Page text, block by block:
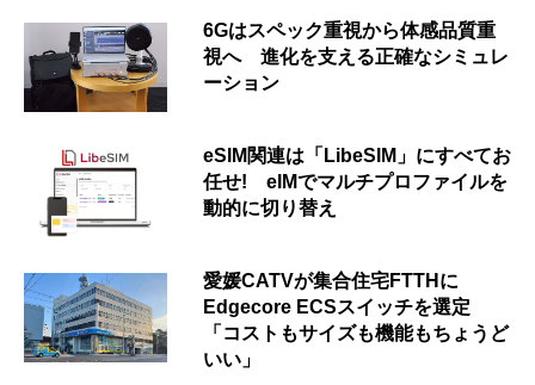
6Gはスペック重視から体感品質重
視へ 進化を支える正確なシミュレ
ーション
eSIM関連は「LibeSIM」にすべてお
任せ! eIMでマルチプロファイルを
動的に切り替え
愛媛CATVが集合住宅FTTHに
Edgecore ECSスイッチを選定
「コストもサイズも機能もちょうど
いい」